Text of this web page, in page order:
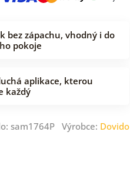
bez zápachu, vhodný i do
pokoje
aplikace, kterou
každý
sam1764P Výrobce: Dovido